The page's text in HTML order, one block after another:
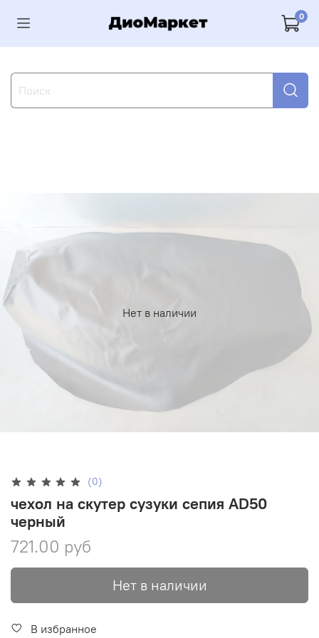
0
Нет в наличии
(0)
чехол на скутер сузуки сепия AD50
черный
721.00 руб
Нет в наличии
В избранное